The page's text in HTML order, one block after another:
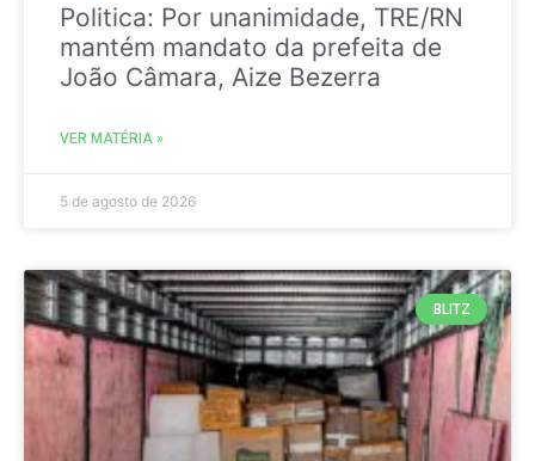
Politica: Por unanimidade, TRE/RN
mantém mandato da prefeita de
João Câmara, Aize Bezerra
VER MATÉRIA »
5 de agosto de 2026
BLITZ